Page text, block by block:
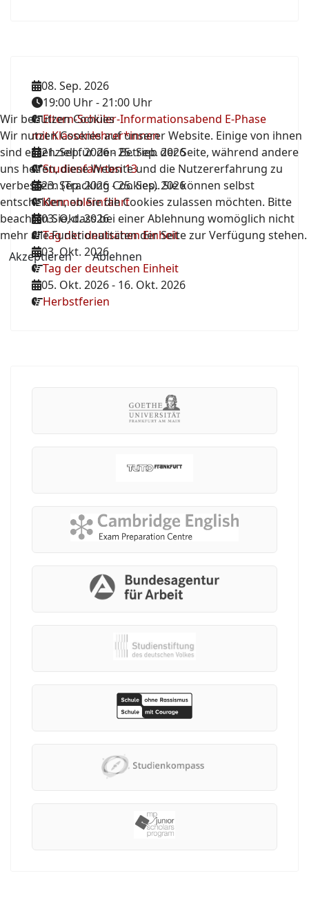
08. Sep. 2026
19:00 Uhr-21:00 Uhr
Eltern-Schüler-Informationsabend E-Phase
mit Klassenlehrer*innen
21. Sep. 2026-25. Sep. 2026
Studienfahrten 13
23. Sep. 2026-25. Sep. 2026
Kennenlernfahrt
03. Okt. 2026
Tag der deutschen Einheit
03. Okt. 2026
Tag der deutschen Einheit
05. Okt. 2026- 16. Okt. 2026
Herbstferien
Wir benutzen Cookies
Wir nutzen Cookies auf unserer Website. Einige von ihnen
sind essenziell für den Betrieb der Seite, während andere
uns helfen, diese Website und die Nutzererfahrung zu
verbessern (Tracking Cookies). Sie können selbst
entscheiden, ob Sie die Cookies zulassen möchten. Bitte
beachten Sie, dass bei einer Ablehnung womöglich nicht
mehr alle Funktionalitäten der Seite zur Verfügung stehen.
Akzeptieren
Ablehnen